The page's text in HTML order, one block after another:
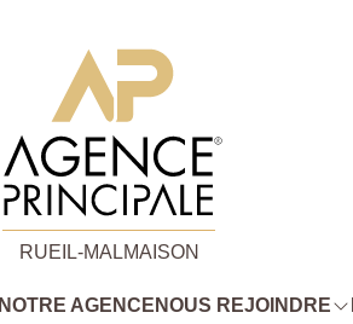
RUEIL-MALMAISON
NOTRE AGENCE NOUS REJOINDRE